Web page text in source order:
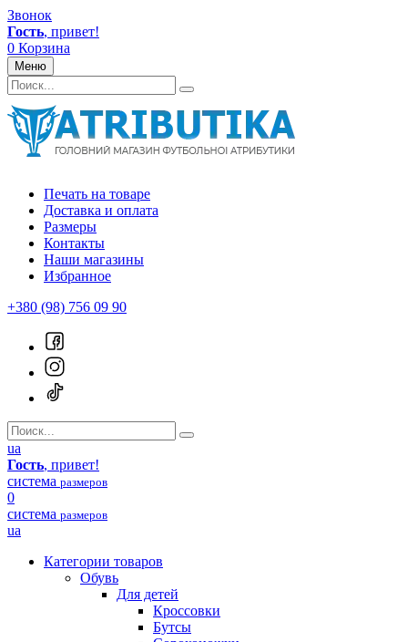
Звонок
Гость, привет!
0 Корзина
Меню
Печать на товаре
Доставка и оплата
Размеры
Контакты
Наши магазины
Избранное
+380 (98) 756 09 90
ua
Гость, привет!
система размеров
0
система размеров
ua
Категории товаров
Обувь
Для детей
Кроссовки
Бутсы